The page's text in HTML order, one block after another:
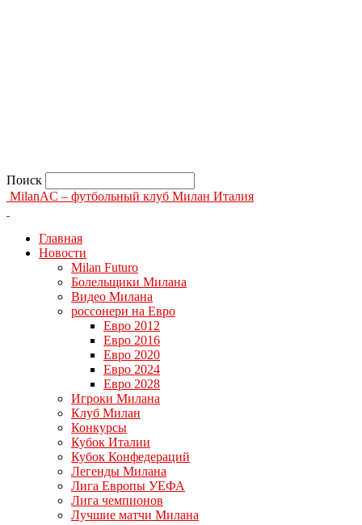
Поиск
MilanAC – футбольный клуб Милан Италия
Главная
Новости
Milan Futuro
Болельщики Милана
Видео Милана
россонери на Евро
Евро 2012
Евро 2016
Евро 2020
Евро 2024
Евро 2028
Игроки Милана
Клуб Милан
Конкурсы
Кубок Италии
Кубок Конфедераций
Легенды Милана
Лига Европы УЕФА
Лига чемпионов
Лучшие матчи Милана